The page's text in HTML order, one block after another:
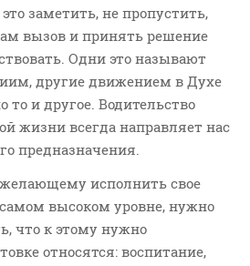
заметить, не пропустить,
вызов и принять решение
Одни это называют
другие движением в Духе
то и другое. Водительство
жизни всегда направляет нас
предназначения.
исполнить свое
высоком уровне, нужно
что к этому нужно
относятся: воспитание,